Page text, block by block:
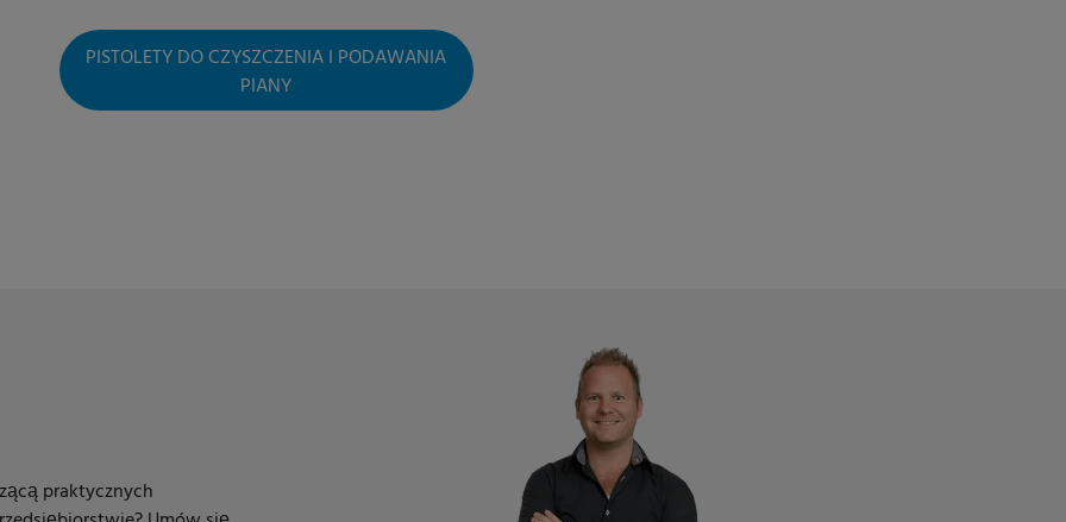
PISTOLETY DO CZYSZCZENIA I PODAWANIA
PIANY
praktycznych